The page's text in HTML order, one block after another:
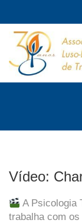
Vídeo:
A Psicologia
trabalha com